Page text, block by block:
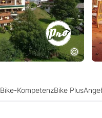
Bike-KompetenzBike Plus